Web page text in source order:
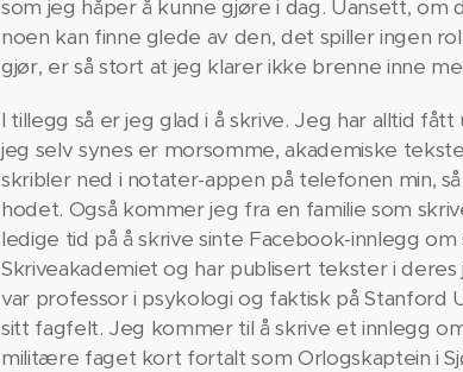
som jeg håper å kunne gjøre i dag. Uansett,
noen kan finne glede av den, det spiller ingen
gjør, er så stort at jeg klarer ikke brenne inne
I tillegg så er jeg glad i å skrive. Jeg har alltid
jeg selv synes er morsomme, akademiske
skribler ned i notater-appen på telefonen min,
hodet. Også kommer jeg fra en familie som
ledige tid på å skrive sinte Facebook-innlegg
Skriveakademiet og har publisert tekster i
var professor i psykologi og faktisk på
sitt fagfelt. Jeg kommer til å skrive et innlegg
militære faget kort fortalt som Orlogskaptein i